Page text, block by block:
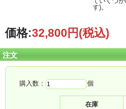
す)。
価格:32,800円(税込)
注文
購入数： 個
在庫